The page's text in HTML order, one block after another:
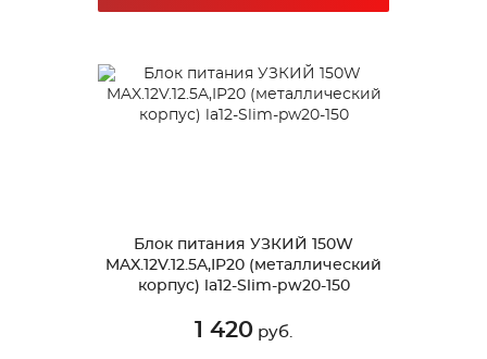
Блок питания УЗКИЙ 150W
MAX.12V.12.5A,IP20 (металлический
корпус) la12-Slim-pw20-150
1 420 руб.